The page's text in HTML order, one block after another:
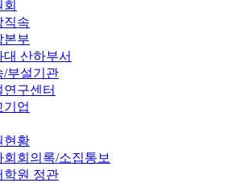
직속
본부
대 산하부서
/부설기관
연구센터
기업
현황
회회의록/소집통보
학원 정관